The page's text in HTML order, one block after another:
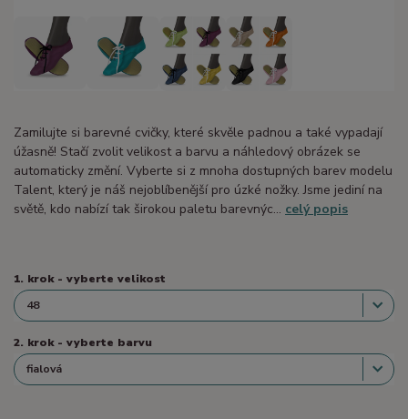
Zamilujte si barevné cvičky, které skvěle padnou a také vypadají
úžasně! Stačí zvolit velikost a barvu a náhledový obrázek se
automaticky změní. Vyberte si z mnoha dostupných barev modelu
Talent, který je náš nejoblíbenější pro úzké nožky. Jsme jediní na
světě, kdo nabízí tak širokou paletu barevnýc... celý popis
1. krok - vyberte velikost
2. krok - vyberte barvu